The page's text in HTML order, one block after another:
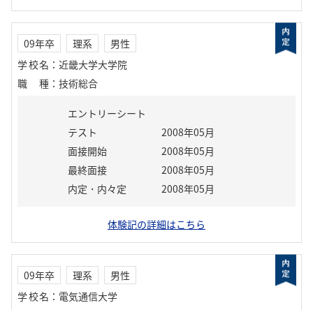
09年卒 理系
男性
学校名 ： 近畿大学大学院
職種 ： 技術総合
エントリーシート
テスト
2008年05月
面接開始
2008年05月
最終面接
2008年05月
内定・内々定
2008年05月
体験記の詳細はこちら
09年卒 理系
男性
学校名 ： 電気通信大学